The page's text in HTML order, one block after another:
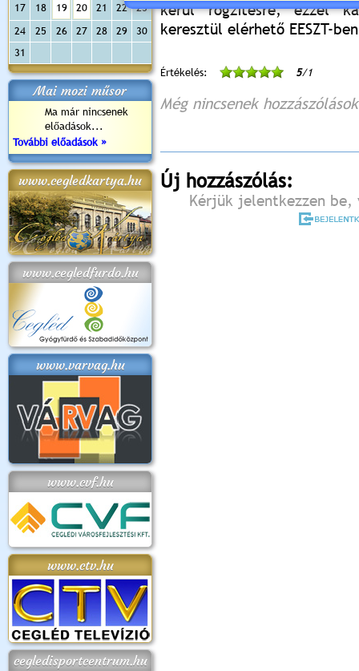
17 18 19 20 21 22
23
24
25 26 27 28 29
30
31
Mai mozi műsor
Ma már nincsenek
előadások...
További előadások »
www.cegledkartya.hu
www.cegledfurdo.hu
www.varvag.hu
www.cvf.hu
www.ctv.hu
cegledisportcentrum.hu
kerül rögzítésre, ezzel
keresztül elérhető EESZT-
Értékelés: 5/1
Még nincsenek hozzászólások
Új hozzászólás:
Kérjük jelentkezzen be,